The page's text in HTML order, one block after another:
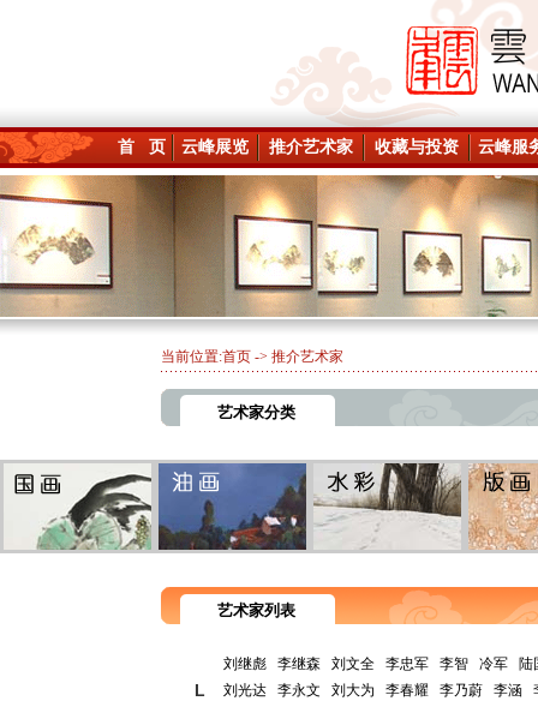
首 页 云峰展览 推介艺术家 收藏与投资 云峰服
当前位置:首页 -> 推介艺术家
艺术家分类
艺术家列表
L
刘继彪 李继森 刘文全 李忠军 李智 冷军
陆
刘光达
李永文 刘大为 李春耀 李乃蔚 李涵